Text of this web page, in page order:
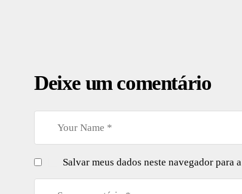
Deixe um comentário
Salvar meus dados neste navegador para